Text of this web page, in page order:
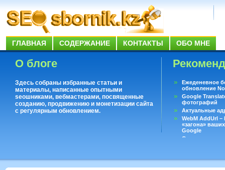
ГЛАВНАЯ СОДЕРЖАНИЕ КОНТАКТЫ ОБО МНЕ
О блоге
Здесь собраны избранные статьи и
материалы, написанные опытными
seoшниками, вебмастерами, посвященные
созданию, продвижению и монетизации сайта
с регулярным обновлением.
Ежеденевное
обновление
Google
фотографий
Актуальные
WebM AddUrl
«загона»
Google
Существует